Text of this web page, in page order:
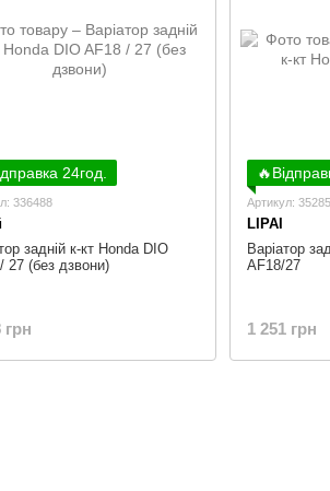
24год.
336488
задній к-кт Honda DIO
27 (без дзвони)
грн
Артикул:
LIPAI
Варіатор
AF18/27
1 251 грн